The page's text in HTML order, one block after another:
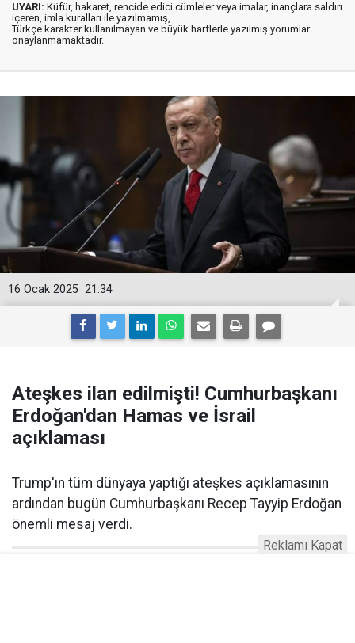
UYARI: Küfür, hakaret, rencide edici cümleler veya imalar, inançlara saldırı
içeren, imla kuralları ile yazılmamış,
Türkçe karakter kullanılmayan ve büyük harflerle yazılmış yorumlar
onaylanmamaktadır.
21:34
16 Ocak 2025
Ateşkes ilan edilmişti! Cumhurbaşkanı
Erdoğan'dan Hamas ve İsrail
açıklaması
Trump'ın tüm dünyaya yaptığı ateşkes açıklamasının
ardından bugün Cumhurbaşkanı Recep Tayyip Erdoğan
önemli mesaj verdi.
Reklamı Kapat